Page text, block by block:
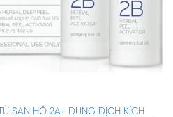
SAN HÔ 2A+ DUNG DỊCH KÍCH